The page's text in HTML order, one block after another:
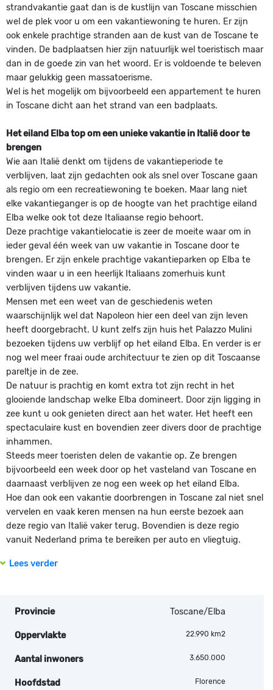
strandvakantie gaat dan is de kustlijn van Toscane misschien
wel de plek voor u om een vakantiewoning te huren. Er zijn
ook enkele prachtige stranden aan de kust van de Toscane te
vinden. De badplaatsen hier zijn natuurlijk wel toeristisch maar
dan in de goede zin van het woord. Er is voldoende te beleven
maar gelukkig geen massatoerisme.
Wel is het mogelijk om bijvoorbeeld een appartement te huren
in Toscane dicht aan het strand van een badplaats.
Het eiland Elba top om een unieke vakantie in Italië door te
brengen
Wie aan Italië denkt om tijdens de vakantieperiode te
verblijven, laat zijn gedachten ook als snel over Toscane gaan
als regio om een recreatiewoning te boeken. Maar lang niet
elke vakantieganger is op de hoogte van het prachtige eiland
Elba welke ook tot deze Italiaanse regio behoort.
Deze prachtige vakantielocatie is zeer de moeite waar om in
ieder geval één week van uw vakantie in Toscane door te
brengen. Er zijn enkele prachtige vakantieparken op Elba te
vinden waar u in een heerlijk Italiaans zomerhuis kunt
verblijven tijdens uw vakantie.
Mensen met een weet van de geschiedenis weten
waarschijnlijk wel dat Napoleon hier een deel van zijn leven
heeft doorgebracht. U kunt zelfs zijn huis het Palazzo Mulini
bezoeken tijdens uw verblijf op het eiland Elba. En verder is er
nog wel meer fraai oude architectuur te zien op dit Toscaanse
pareltje in de zee.
De natuur is prachtig en komt extra tot zijn recht in het
glooiende landschap welke Elba domineert. Door zijn ligging in
zee kunt u ook genieten direct aan het water. Het heeft een
spectaculaire kust en bovendien zeer divers door de prachtige
inhammen.
Steeds meer toeristen delen de vakantie op. Ze brengen
bijvoorbeeld een week door op het vasteland van Toscane en
daarnaast verblijven ze nog een week op het eiland Elba.
Hoe dan ook een vakantie doorbrengen in Toscane zal niet snel
vervelen en vaak keren mensen na hun eerste bezoek aan
deze regio van Italië vaker terug. Bovendien is deze regio
vanuit Nederland prima te bereiken per auto en vliegtuig.
Lees verder
Provincie Toscane/Elba
Oppervlakte 22.990 km2
Aantal inwoners 3.650.000
Hoofdstad Florence